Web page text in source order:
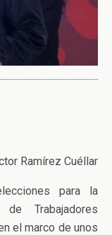
Ramírez Cuéllar
para la
Trabajadores
el marco de unos